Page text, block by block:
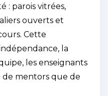
: parois vitrées,
ouverts et
Cette
la
les enseignants
mentors que de